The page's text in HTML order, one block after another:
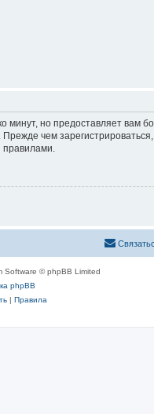
минут, но предоставляет
чем
Software © phpBB Limited
phpBB
| Правила